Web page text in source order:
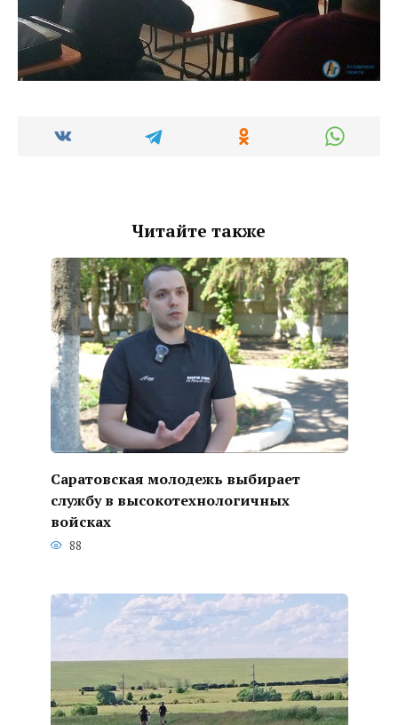
Читайте также
Саратовская молодежь выбирает
службу в высокотехнологичных
войсках
88